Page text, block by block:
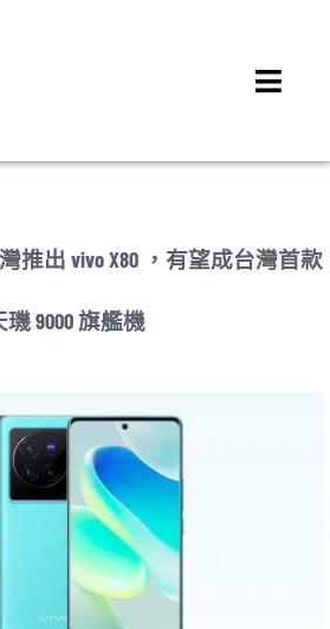
推出 vivo X80 ，有望成台灣首款
璣 9000 旗艦機